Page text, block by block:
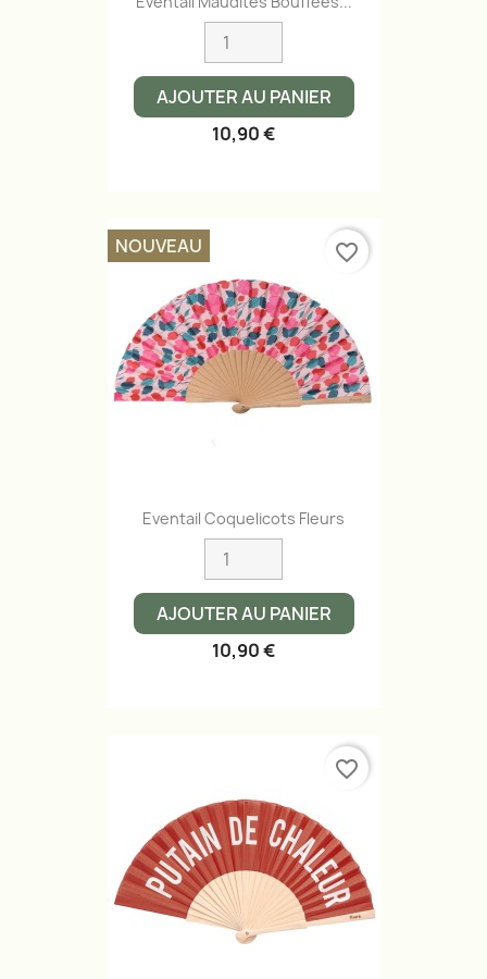
AJOUTER AU PANIER
10,90 €
Eventail Coquelicots Fleurs
AJOUTER AU PANIER
10,90 €
NOUVEAU favorite_border
favorite_border